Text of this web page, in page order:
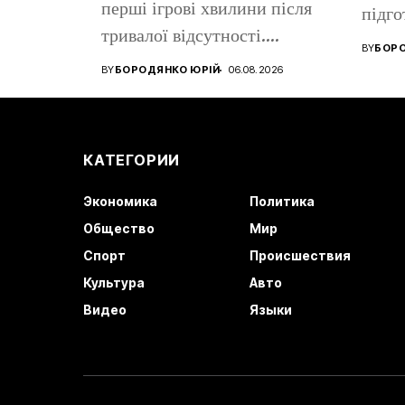
перші ігрові хвилини після
тривалої відсутності.
Український вінгер вийшов...
BYБОРОДЯНКО ЮРІЙ 06.08.2026
BY
КАТЕГОРИИ
Экономика
Политика
Общество
Мир
Спорт
Происшествия
Культура
Авто
Видео
Языки